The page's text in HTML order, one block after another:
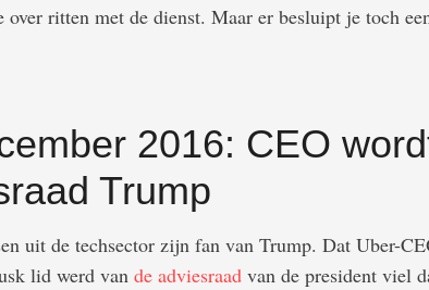
over ritten met de dienst. Maar er besluipt je toch
2016: CEO
Trump
uit de techsector zijn fan van Trump. Dat Uber-
lid werd van de adviesraad van de president viel